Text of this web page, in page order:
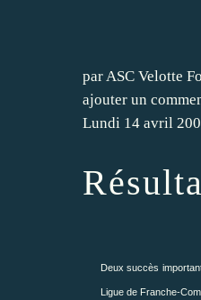
par ASC Velotte
ajouter un
Lundi 14 avril
Deux succès
Ligue de Franche-